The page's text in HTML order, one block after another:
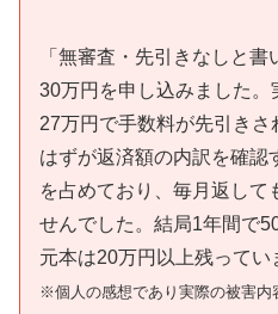
「無審査・先引きなしと
30万円を申し込みました
27万円で手数料が先引き
はずが返済額の内訳を確認
を占めており、毎月返して
せんでした。結局1年間で
元本は20万円以上残ってい
※個人の感想であり実際の被害内